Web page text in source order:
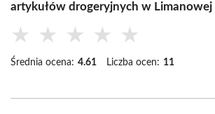
artykułów drogeryjnych w Limanowej
★ ★ ★ ★ ★
Średnia ocena: 4.61 Liczba ocen: 11